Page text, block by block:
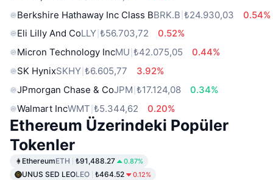
Berkshire Hathaway Inc Class BBRK.B ₺24.930,03
0.54%
Eli Lilly And CoLLY ₺56.703,72
0.52%
Micron Technology IncMU ₺42.075,05
0.44%
SK HynixSKHY ₺6.605,77
3.92%
JPmorgan Chase & CoJPM ₺17.124,08
0.34%
Walmart IncWMT ₺5.344,62 0.20%
Ethereum Üzerindeki Popüler
Tokenler
EthereumETH ₺91,488.27 0.87%
UNUS SED LEOLEO ₺464.52 0.12%